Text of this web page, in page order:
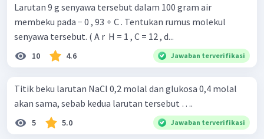
Larutan 9 g senyawa tersebut dalam 100 gram air
membeku pada − 0 , 93 ∘ C . Tentukan rumus molekul
senyawa tersebut. ( A r ​ H = 1 , C = 12 , d...
10 4.6 Jawaban terverifikasi
Titik beku larutan NaCl 0,2 molal dan glukosa 0,4 molal
akan sama, sebab kedua larutan tersebut ….
5 5.0 Jawaban terverifikasi